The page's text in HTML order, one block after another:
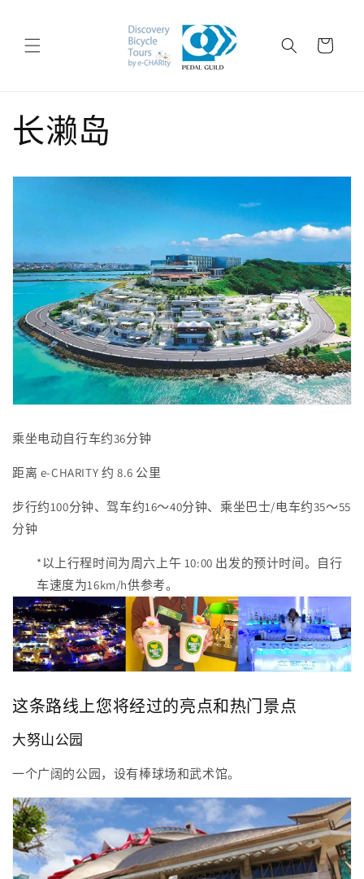
物
长濑岛
乘坐电动自行车约36分钟
距离 e-CHARITY 约 8.6 公里
步行约100分钟、驾车约16～40分钟、乘坐巴士/电车约35～55
分钟
*以上行程时间为周六上午 10:00 出发的预计时间。自行
车速度为16km/h供参考。
这条路线上您将经过的亮点和热门景点
大努山公园
一个广阔的公园，设有棒球场和武术馆。